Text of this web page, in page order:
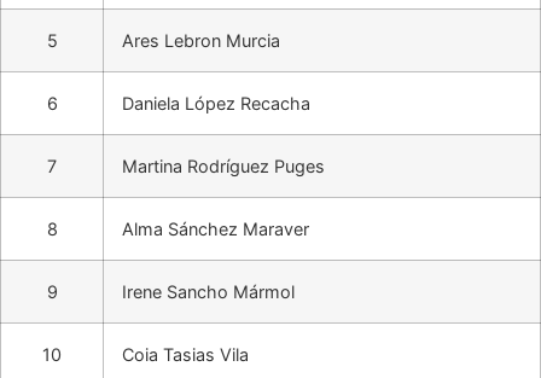
5 Ares Lebron Murcia
6 Daniela López Recacha
7 Martina Rodríguez Puges
8 Alma Sánchez Maraver
9 Irene Sancho Mármol
10 Coia Tasias Vila